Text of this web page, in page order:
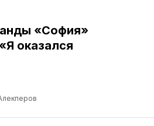
«София»
оказался